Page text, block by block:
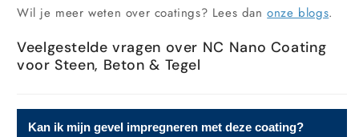
Wil je meer weten over coatings? Lees danonze blogs.
Veelgestelde vragen over NC Nano Coating
voor Steen, Beton & Tegel
Kan ik mijn gevel impregneren met deze coating?